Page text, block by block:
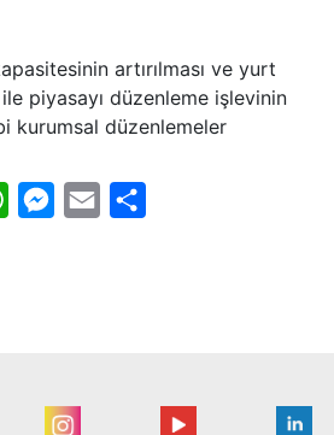
artırılması ve yurt
ile piyasayı düzenleme işlevinin
kurumsal düzenlemeler
WhatsAppMessenger
Email